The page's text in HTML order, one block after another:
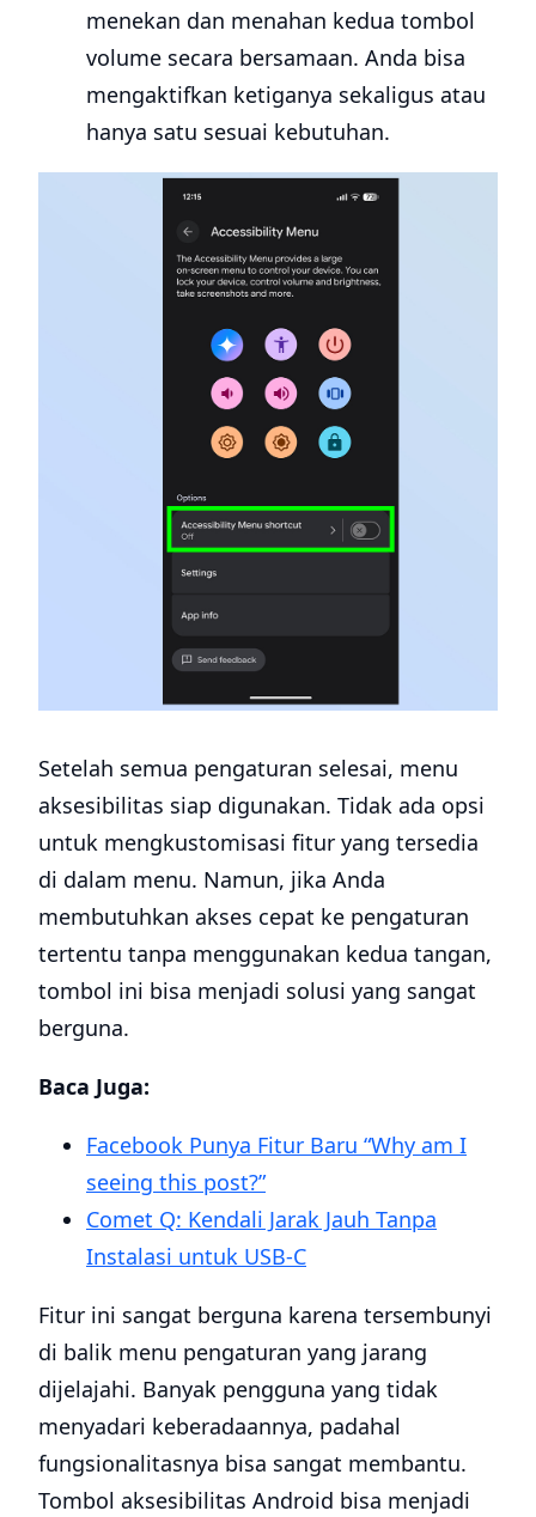
menekan dan menahan kedua tombol
volume secara bersamaan. Anda bisa
mengaktifkan ketiganya sekaligus atau
hanya satu sesuai kebutuhan.
Setelah semua pengaturan selesai, menu
aksesibilitas siap digunakan. Tidak ada opsi
untuk mengkustomisasi fitur yang tersedia
di dalam menu. Namun, jika Anda
membutuhkan akses cepat ke pengaturan
tertentu tanpa menggunakan kedua tangan,
tombol ini bisa menjadi solusi yang sangat
berguna.
Baca Juga:
Facebook Punya Fitur Baru “Why am I
seeing this post?”
Comet Q: Kendali Jarak Jauh Tanpa
Instalasi untuk USB-C
Fitur ini sangat berguna karena tersembunyi
di balik menu pengaturan yang jarang
dijelajahi. Banyak pengguna yang tidak
menyadari keberadaannya, padahal
fungsionalitasnya bisa sangat membantu.
Tombol aksesibilitas Android bisa menjadi